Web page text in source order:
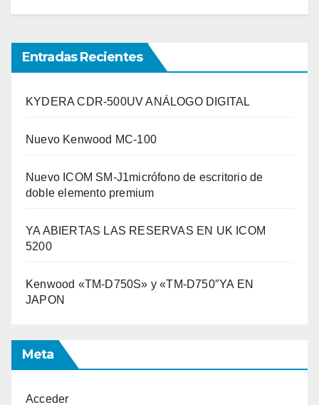
Entradas Recientes
KYDERA CDR-500UV ANÁLOGO DIGITAL
Nuevo Kenwood MC-100
Nuevo ICOM SM-J1micrófono de escritorio de
doble elemento premium
YA ABIERTAS LAS RESERVAS EN UK ICOM
5200
Kenwood «TM-D750S» y «TM-D750″YA EN
JAPON
Meta
Acceder